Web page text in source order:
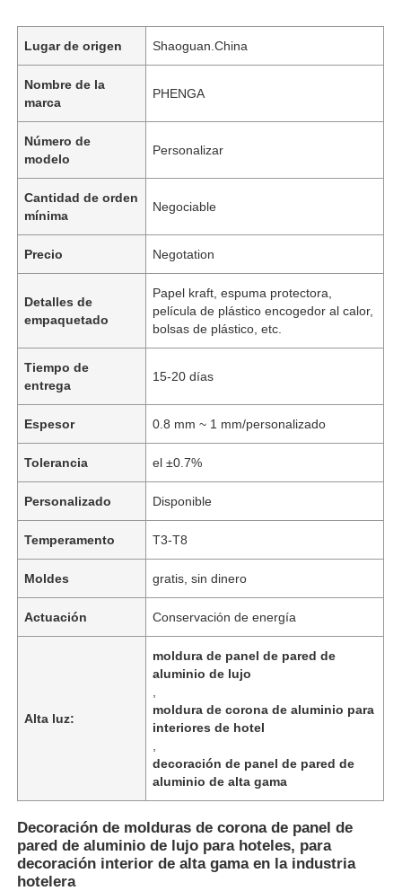
Lugar de origen Shaoguan.China
Nombre de la
marca
PHENGA
Número de
modelo
Personalizar
Cantidad de orden
mínima
Negociable
Precio Negotation
Detalles de
empaquetado
Papel kraft, espuma protectora,
película de plástico encogedor al calor,
bolsas de plástico, etc.
Tiempo de
entrega
15-20 días
Espesor 0.8 mm ~ 1 mm/personalizado
Tolerancia el ±0.7%
Personalizado Disponible
Temperamento T3-T8
Moldes gratis, sin dinero
Actuación Conservación de energía
Alta luz:
moldura de panel de pared de
aluminio de lujo
moldura de corona de aluminio para
interiores de hotel
decoración de panel de pared de
aluminio de alta gama
Decoración de molduras de corona de panel de
pared de aluminio de lujo para hoteles, para
decoración interior de alta gama en la industria
hotelera